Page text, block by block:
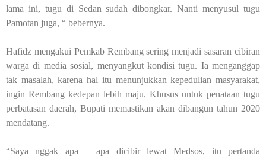
lama ini, tugu di Sedan sudah dibongkar. Nanti menyusul tugu
Pamotan juga, “ bebernya.
Hafidz mengakui Pemkab Rembang sering menjadi sasaran cibiran
warga di media sosial, menyangkut kondisi tugu. Ia menganggap
tak masalah, karena hal itu menunjukkan kepedulian masyarakat,
ingin Rembang kedepan lebih maju. Khusus untuk penataan tugu
perbatasan daerah, Bupati memastikan akan dibangun tahun 2020
mendatang.
“Saya nggak apa – apa dicibir lewat Medsos, itu pertanda